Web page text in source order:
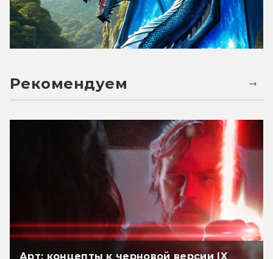
Рекомендуем
Арт: концепты к черновой версии IX